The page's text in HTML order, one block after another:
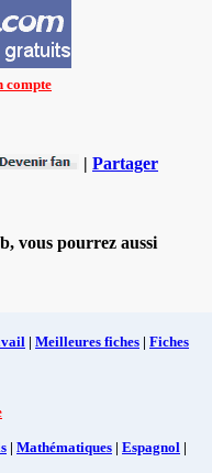
compte
| Partager
vous pourrez aussi
| Meilleures fiches | Fiches
| Mathématiques | Espagnol |